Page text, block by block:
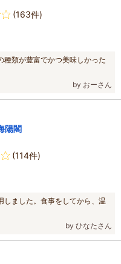
(163件)
種類が豊富でかつ美味しかった
by おーさん
陽閣
(114件)
しました。食事をしてから、温
by ひなたさん